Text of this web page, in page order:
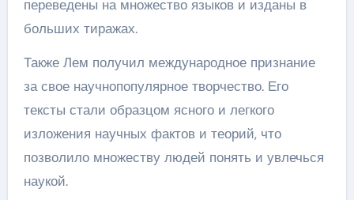
переведены на множество языков и изданы в
больших тиражах.
Также Лем получил международное признание
за свое научнопопулярное творчество. Его
тексты стали образцом ясного и легкого
изложения научных фактов и теорий, что
позволило множеству людей понять и увлечься
наукой.